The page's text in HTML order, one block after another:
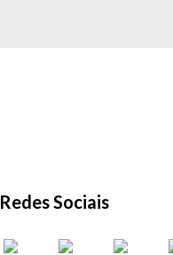
Redes Sociais